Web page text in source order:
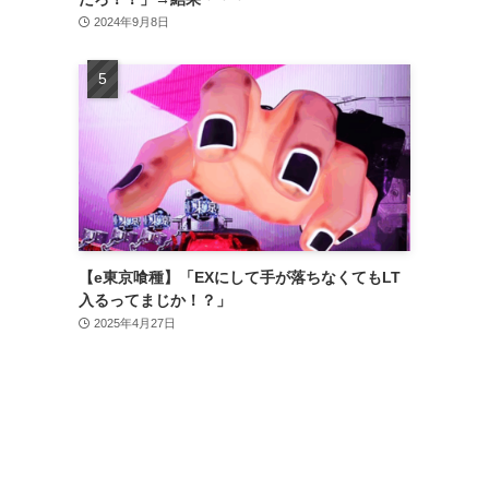
2024年9月8日
【e東京喰種】「EXにして手が落ちなくてもLT
入るってまじか！？」
2025年4月27日